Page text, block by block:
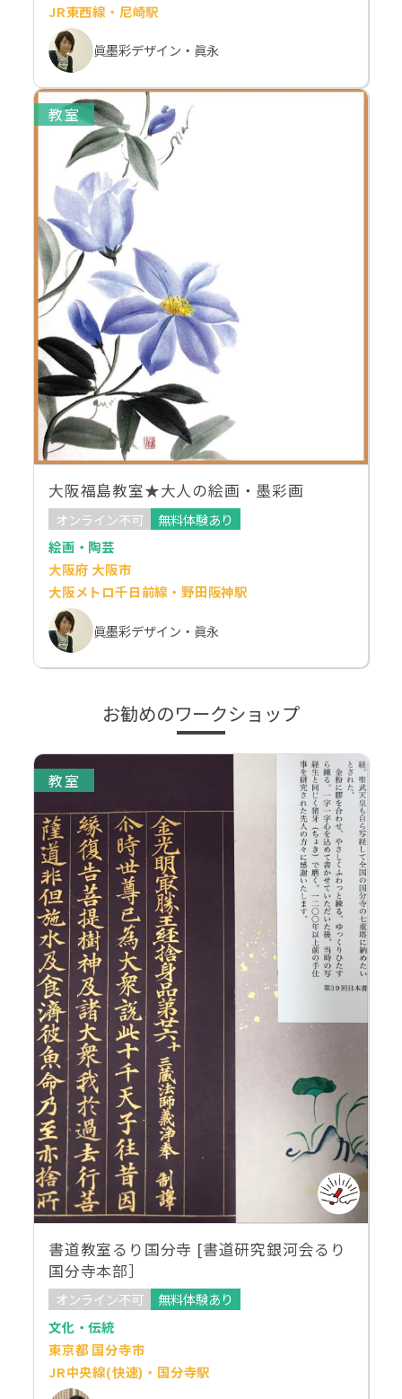
JR東西線・尼崎駅
眞墨彩デザイン・眞永
教室
大阪福島教室★大人の絵画・墨彩画
オンライン不可
無料体験あり
絵画・陶芸
大阪府 大阪市
大阪メトロ千日前線・野田阪神駅
眞墨彩デザイン・眞永
お勧めのワークショップ
教室
書道教室るり国分寺 [書道研究銀河会るり
国分寺本部］
オンライン不可
無料体験あり
文化・伝統
東京都 国分寺市
JR中央線(快速)・国分寺駅